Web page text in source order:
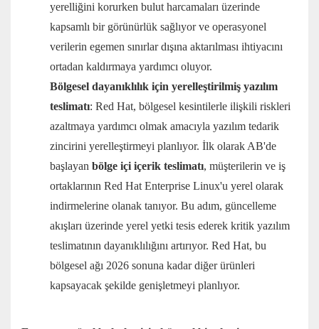
yerelliğini korurken bulut harcamaları üzerinde
kapsamlı bir görünürlük sağlıyor ve operasyonel
verilerin egemen sınırlar dışına aktarılması ihtiyacını
ortadan kaldırmaya yardımcı oluyor.
Bölgesel dayanıklılık için yerelleştirilmiş yazılım
teslimatı: Red Hat, bölgesel kesintilerle ilişkili riskleri
azaltmaya yardımcı olmak amacıyla yazılım tedarik
zincirini yerelleştirmeyi planlıyor. İlk olarak AB'de
başlayan bölge içi içerik teslimatı, müşterilerin ve iş
ortaklarının Red Hat Enterprise Linux'u yerel olarak
indirmelerine olanak tanıyor. Bu adım, güncelleme
akışları üzerinde yerel yetki tesis ederek kritik yazılım
teslimatının dayanıklılığını artırıyor. Red Hat, bu
bölgesel ağı 2026 sonuna kadar diğer ürünleri
kapsayacak şekilde genişletmeyi planlıyor.